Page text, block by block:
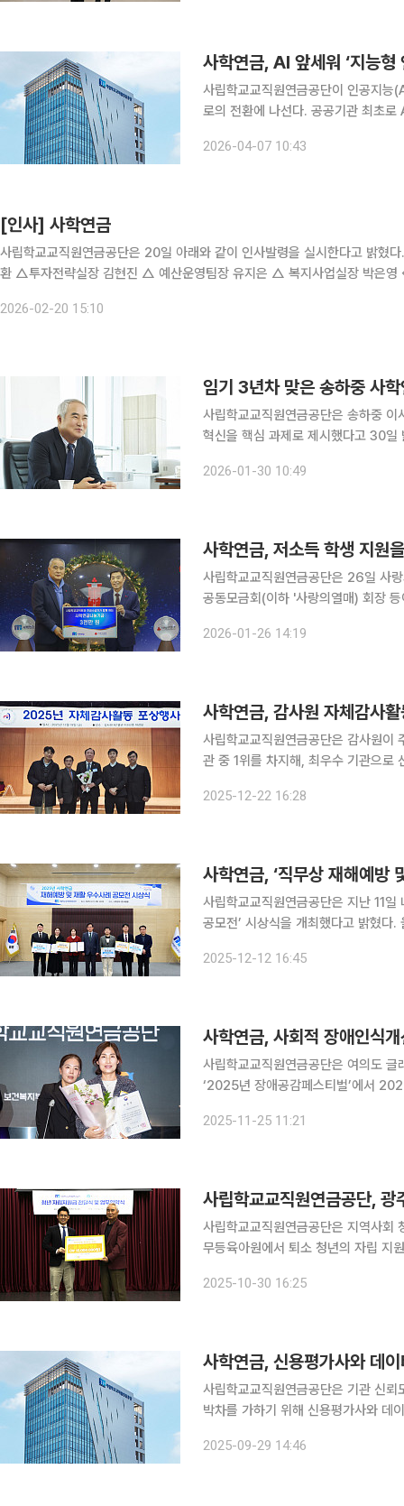
사학연금, AI 앞세워 ‘지능
사립학교교직원연금공단이 인공지능
로의 전환에 나선다. 공공기관 최초로
목표로 한 2026년 경영혁신 계획을
2026-04-07 10:43
[인사] 사학연금
사립학교교직원연금공단은 20일 아래와 같이 인사발령을 실시한다고 밝혔다. 인사 발령일은
환 △투자전략실장 김현진 △ 예산운영팀장 유지은 △ 복지사업실장 박은영 ◇2급 △ 재무팀장 박성배 △ 국내주식팀장 안일권 △ 재무
2026-02-20 15:10
사립학교교직원연금공단은 송하중
혁신을 핵심 과제로 제시했다고 30일 밝혔다. 사학연금은 저출산·고령화로 연금
처는 현행 제도가 유지될 경우 사학
2026-01-30 10:49
사학연금, 저소득 학생 지원
사립학교교직원연금공단은 26일 사
공동모금회(이하 '사랑의열매) 회장
기금은 사랑의열매를 통해 소아암 환
2026-01-26 14:19
사립학교교직원연금공단은 감사원
관 중 1위를 차지해, 최우수 기관으로 선정
기관의 자체감사활동과 내부통제 수
2025-12-22 16:28
사학연금, ‘직무상 재해예방
사립학교교직원연금공단은 지난 11
공모전’ 시상식을 개최했다고 밝혔다. 올해 4년째 개최되는 해당 공모전은 직무상 재해예방 우수사
연금 가입 기관 중 재해 발생 확률이
2025-12-12 16:45
사학연금, 사회적 장애인식
사립학교교직원연금공단은 여의도
‘2025년 장애공감페스티벌’에서
존중하며 비장애인과 어우러져 살 수
2025-11-25 11:21
사립학교교직원연금공단,
사립학교교직원연금공단은 지역사회
무등육아원에서 퇴소 청년의 자립 지원을 위한
2025-10-30 16:25
사립학교교직원연금공단은 기관 신
박차를 가하기 위해 신용평가사와 데이터
평가에 긍정적으로 활용될 수 있음을
2025-09-29 14:46